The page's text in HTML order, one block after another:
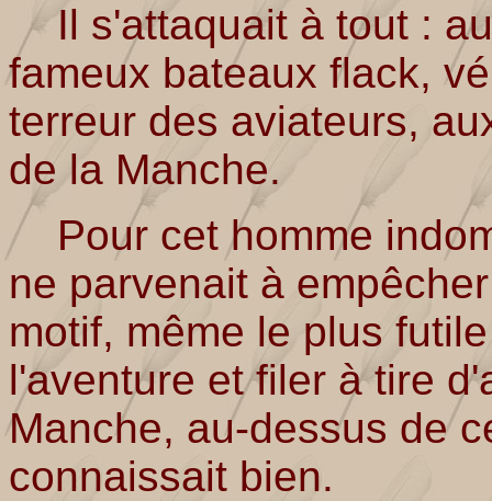
Il s'attaquait à tout :
fameux bateaux flack,
terreur des aviateurs,
de la Manche.
Pour cet homme
ne parvenait à
motif, même le plus
l'aventure et filer à tire
Manche, au-dessus de
connaissait bien.